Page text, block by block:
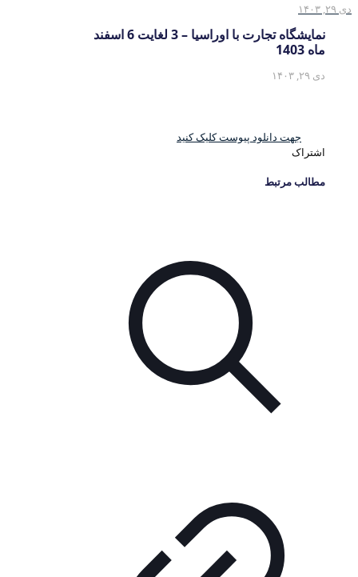
دی ۲۹, ۱۴۰۳
نمایشگاه تجارت با اوراسیا – 3 لغایت 6 اسفند
ماه 1403
دی ۲۹, ۱۴۰۳
جهت دانلود پیوست کلیک کنید
اشتراک
مطالب مرتبط